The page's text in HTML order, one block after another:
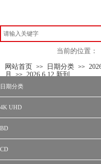
当前的位置：
网站首页 >> 日期分类 >>
月 >> 2026.6.12 新到
日期分类
4K UHD
BD
CD